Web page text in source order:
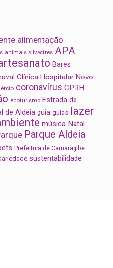
alimentação
animais silvestres APA
Bares
Clínica Hospitalar Novo
coronavírus CPRH
ecoturismo Estrada de
de Aldeia guia guias lazer
música Natal
Parque Aldeia
Prefeitura de Camaragibe
sustentabilidade